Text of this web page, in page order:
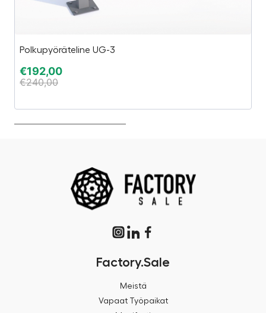
Polkupyöräteline UG-3
€192,00
€240,00
Factory.Sale
Meistä
Vapaat Työpaikat